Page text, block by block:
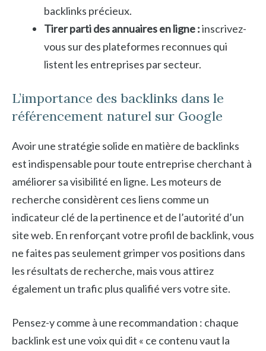
backlinks précieux.
Tirer parti des annuaires en ligne :inscrivez-
vous sur des plateformes reconnues qui
listent les entreprises par secteur.
L’importance des backlinks dans le
référencement naturel sur Google
Avoir une stratégie solide en matière de backlinks
est indispensable pour toute entreprise cherchant à
améliorer sa visibilité en ligne. Les moteurs de
recherche considèrent ces liens comme un
indicateur clé de la pertinence et de l’autorité d’un
site web. En renforçant votre profil de backlink, vous
ne faites pas seulement grimper vos positions dans
les résultats de recherche, mais vous attirez
également un trafic plus qualifié vers votre site.
Pensez-y comme à une recommandation : chaque
backlink est une voix qui dit « ce contenu vaut la